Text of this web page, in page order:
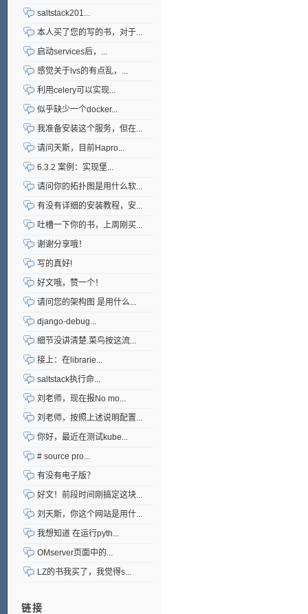
saltstack201...
本人买了您的写的书，对于...
启动services后，...
感觉关于lvs的有点乱，...
利用celery可以实现...
似乎缺少一个docker...
我准备安装这个服务，但在...
请问天斯，目前Hapro...
6.3.2 案例：实现堡...
请问你的拓扑图是用什么软...
有没有详细的安装教程，安...
吐槽一下你的书，上周刚买...
谢谢分享哦！
写的真好!
好文哦，赞一个！
请问您的架构图 是用什么...
django-debug...
细节没讲清楚.菜鸟按这流...
接上：在librarie...
saltstack执行命...
刘老师，现在报No mo...
刘老师，按照上述说明配置...
你好，最近在测试kube...
# source pro...
有没有电子版？
好文！前段时间刚搞定这块...
刘天斯，你这个网站是用什...
我想知道 在运行pyth...
OMserver页面中的...
LZ的书我买了，我觉得s...
链接